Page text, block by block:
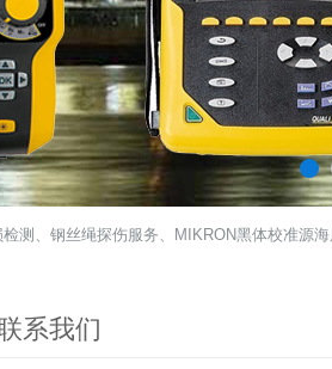
伤服务、MIKRON黑体校准源海康微影
系我们